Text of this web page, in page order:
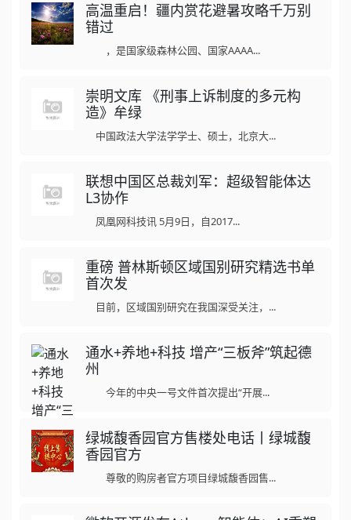
高温重启！疆内赏花避暑攻略千万别
错过
，是国家级森林公园、国家AAAA...
崇明文库 《刑事上诉制度的多元构
造》牟绿
中国政法大学法学学士、硕士，北京大...
联想中国区总裁刘军：超级智能体达
L3协作
凤凰网科技讯 5月9日，自2017...
重磅 普林斯顿区域国别研究精选书单
首次发
目前，区域国别研究在我国深受关注，...
通水+养地+科技 增产“三板斧”筑起德
州
今年的中央一号文件首次提出“开展...
绿城馥香园官方售楼处电话丨绿城馥
香园官方
尊敬的购房者官方项目绿城馥香园售...